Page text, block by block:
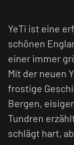
YeTi ist eine
schönen
einer immer
Mit der neuen
frostige
Bergen,
Tundren
schlägt hart,